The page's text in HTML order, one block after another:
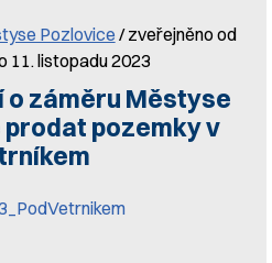
Pozlovice / zveřejněno od
11. listopadu 2023
o záměru Městyse
pozemky v